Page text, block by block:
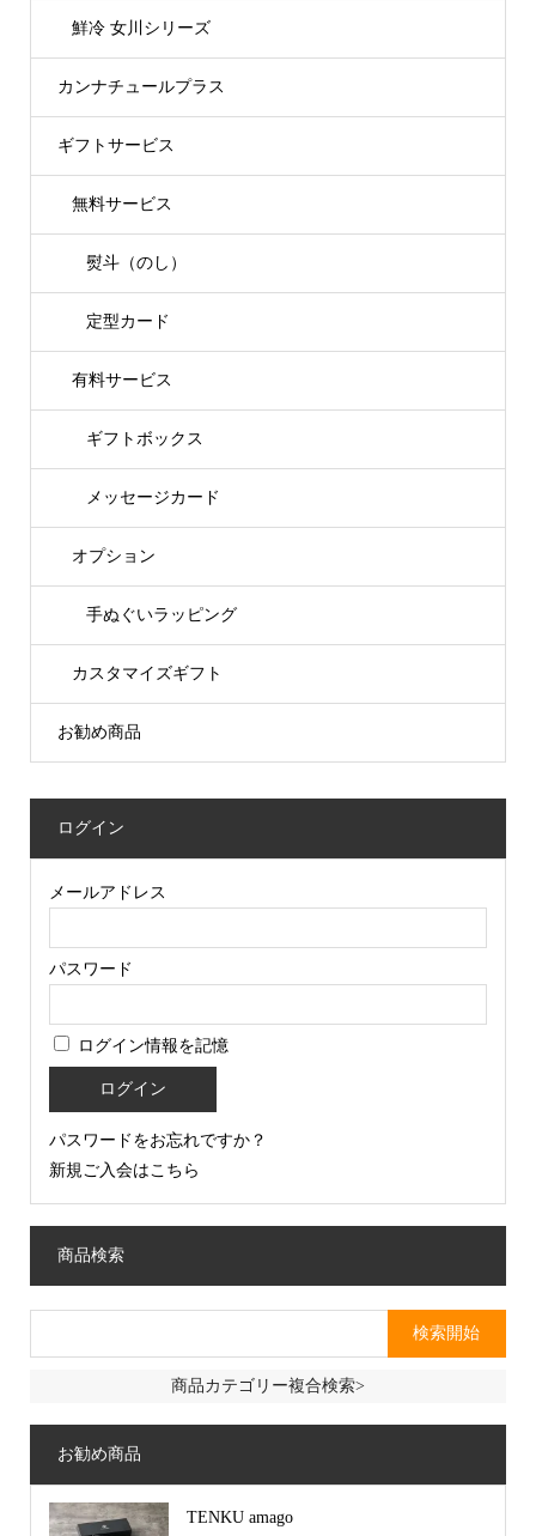
鮮冷 女川シリーズ
カンナチュールプラス
ギフトサービス
無料サービス
熨斗（のし）
定型カード
有料サービス
ギフトボックス
メッセージカード
オプション
手ぬぐいラッピング
カスタマイズギフト
お勧め商品
ログイン
メールアドレス
パスワード
ログイン情報を記憶
パスワードをお忘れですか？
新規ご入会はこちら
商品検索
商品カテゴリー複合検索>
お勧め商品
TENKU amago